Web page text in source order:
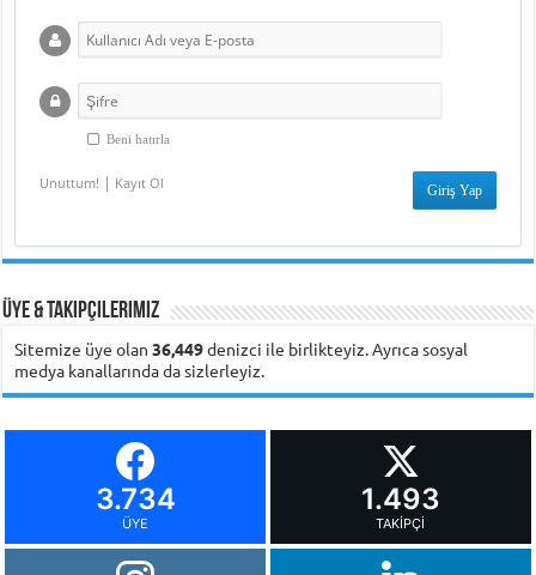
Beni hatırla
Unuttum! | Kayıt Ol
Üye & Takipçilerimiz
Sitemize üye olan36,449denizci ile birlikteyiz. Ayrıca sosyal
medya kanallarında da sizlerleyiz.
3.734
ÜYE
1.493
TAKIPÇI